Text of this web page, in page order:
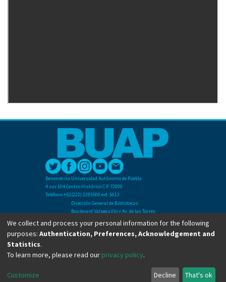
Benemérita Universidad Autónoma de Puebla
4 sur 104 Centro Histórico C.P. 72000
Teléfono +52(222) 2295500 ext. 5013
Dirección General de Bibliotecas
Boulevard Valsequillo y Av. de las Torres
Ciudad Universitaria. Col. San Manuel
C.P. 72570
Teléfono +52 (222) 2295500 Ext 2901
Copyright © Dirección General de Bibliotecas - BUAP 2024. All right reserved.
We collect and process your personal information for the following
purposes: Authentication, Preferences, Acknowledgement and
Statistics.
To learn more, please read our privacy policy.
Customize Decline That's ok